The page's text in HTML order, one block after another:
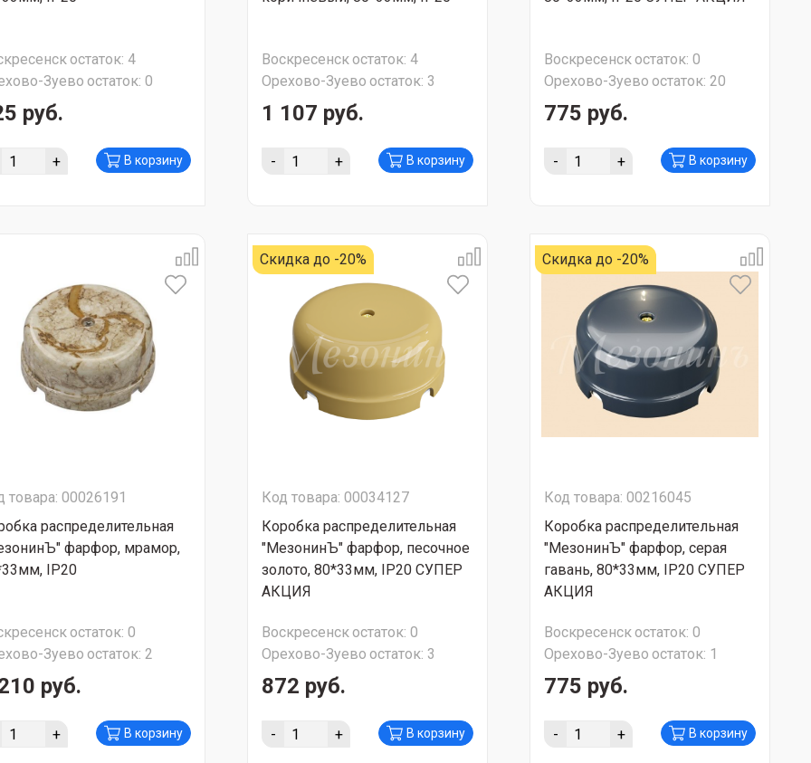
остаток: 4
Зуево остаток: 0
руб.
+ В корзину
Воскресенскостаток: 4
Орехово-Зуево остаток: 3
1 107 руб.
- + В корзину
Воскресенскостаток: 0
Орехово-Зуево остаток: 20
775 руб.
- + В корзину
товара: 00026191
распределительная
фарфор, мрамор,
IP20
остаток: 0
Зуево остаток: 2
руб.
+ В корзину
Скидка до -20%
Код товара: 00034127
Коробка распределительная
"МезонинЪ" фарфор, песочное
золото, 80*33мм, IP20 СУПЕР
АКЦИЯ
Воскресенскостаток: 0
Орехово-Зуево остаток: 3
872 руб.
- + В корзину
Скидка до -20%
Код товара: 00216045
Коробка распределительная
"МезонинЪ" фарфор, серая
гавань, 80*33мм, IP20 СУПЕР
АКЦИЯ
Воскресенскостаток: 0
Орехово-Зуево остаток: 1
775 руб.
- + В корзину